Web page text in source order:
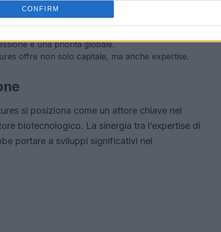
CONFIRM
un farmaco all’avanguardia.
è una priorità globale.
offre non solo capitale, ma anche expertise.
si posiziona come un attore chiave nel
biotecnologico. La sinergia tra l’expertise di
portare a sviluppi significativi nel